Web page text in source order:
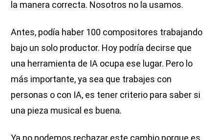
la manera correcta. Nosotros no la usamos.
Antes, podía haber 100 compositores trabajando
bajo un solo productor. Hoy podría decirse que
una herramienta de IA ocupa ese lugar. Pero lo
más importante, ya sea que trabajes con
personas o con IA, es tener criterio para saber si
una pieza musical es buena.
Ya no podemos rechazar este cambio porque es